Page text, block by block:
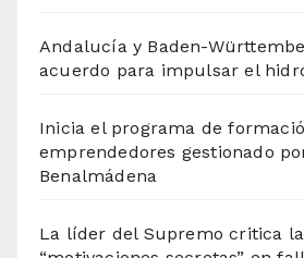
Andalucía y Baden-
acuerdo para impulsar el
Inicia el programa de
emprendedores gestionado
Benalmádena
La líder del Supremo critica